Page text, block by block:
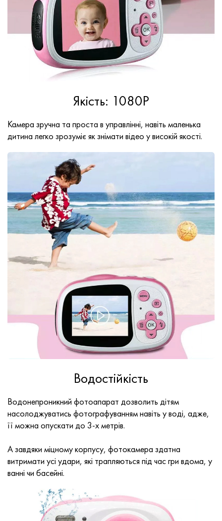
Якість: 1080P
Камера зручна та проста в управлінні, навіть маленька
дитина легко зрозуміє як знімати відео у високій якості.
Водостійкість
Водонепроникний фотоапарат дозволить дітям
насолоджуватись фотографуванням навіть у воді, адже,
її можна опускати до 3-х метрів.
А завдяки міцному корпусу, фотокамера здатна
витримати усі удари, які трапляються під час гри вдома, у
ванні чи басейні.